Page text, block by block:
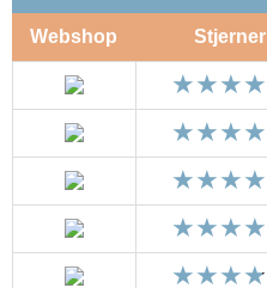
Webshop Stjerner